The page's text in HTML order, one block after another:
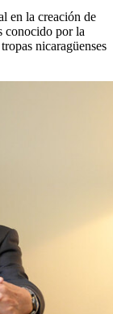
en la creación de
conocido por la
nicaragüenses